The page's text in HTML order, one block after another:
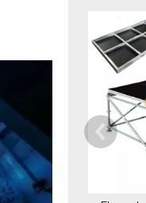
Precio del
Precio de la
Precio de
Precio de
Precio del
Precio de